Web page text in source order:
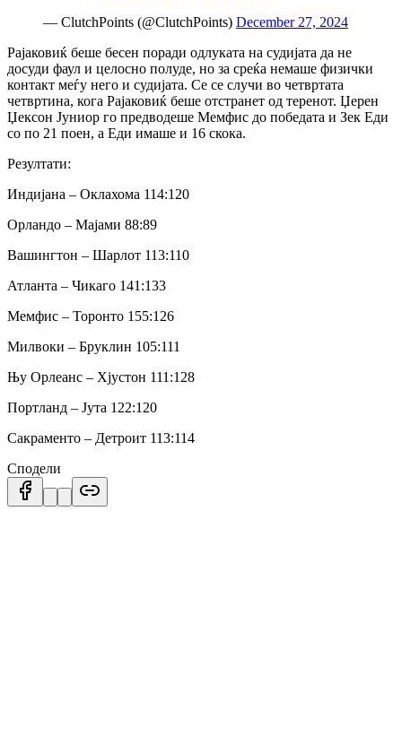
— ClutchPoints (@ClutchPoints) December 27, 2024
Рајаковиќ беше бесен поради одлуката на судијата да не
досуди фаул и целосно полуде, но за среќа немаше физички
контакт меѓу него и судијата. Се се случи во четвртата
четвртина, кога Рајаковиќ беше отстранет од теренот. Џерен
Џексон Јуниор го предводеше Мемфис до победата и Зек Еди
со по 21 поен, а Еди имаше и 16 скока.
Резултати:
Индијана – Оклахома 114:120
Орландо – Мајами 88:89
Вашингтон – Шарлот 113:110
Атланта – Чикаго 141:133
Мемфис – Торонто 155:126
Милвоки – Бруклин 105:111
Њу Орлеанс – Хјустон 111:128
Портланд – Јута 122:120
Сакраменто – Детроит 113:114
Сподели